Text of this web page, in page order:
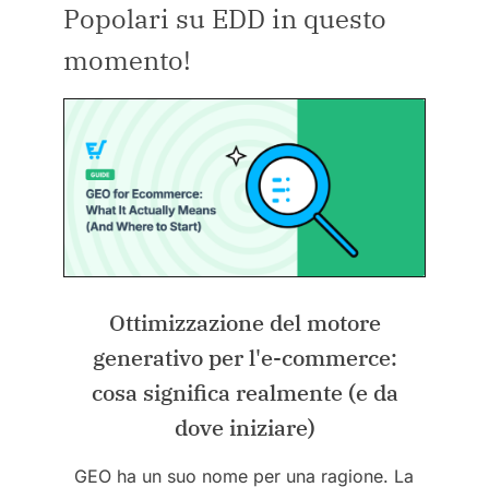
Popolari su EDD in questo
momento!
Ottimizzazione del motore
generativo per l'e-commerce:
cosa significa realmente (e da
dove iniziare)
GEO ha un suo nome per una ragione. La